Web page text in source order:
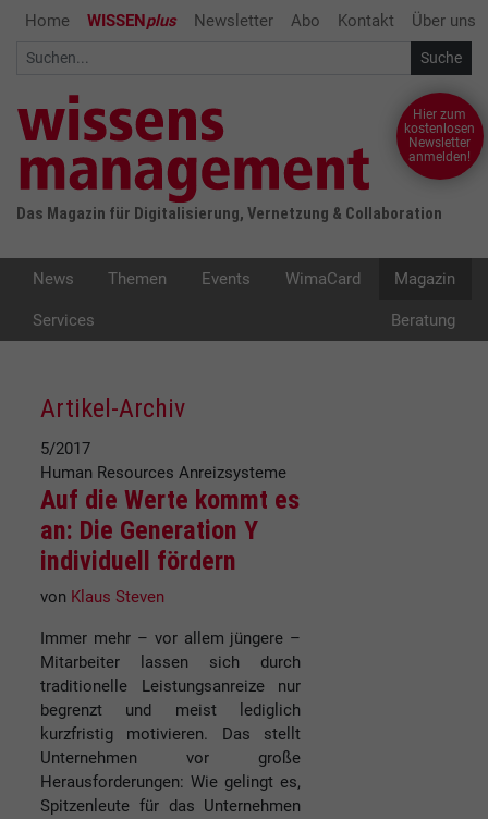
Home WISSENplus Newsletter Abo Kontakt Über uns
Das Magazin für Digitalisierung, Vernetzung & Collaboration
Hier zum
kostenlosen
Newsletter
anmelden!
News Themen Events WimaCard Magazin
Services Beratung
Artikel-Archiv
5/2017
Human Resources Anreizsysteme
Auf die Werte kommt es
an: Die Generation Y
individuell fördern
von Klaus Steven
Immer mehr – vor allem jüngere –
Mitarbeiter lassen sich durch
traditionelle Leistungsanreize nur
begrenzt und meist lediglich
kurzfristig motivieren. Das stellt
Unternehmen vor große
Herausforderungen: Wie gelingt es,
Spitzenleute für das Unternehmen